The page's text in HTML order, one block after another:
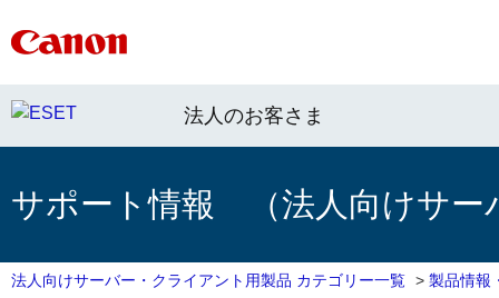
法人のお客さま
サポート情報 （法人向けサー
法人向けサーバー・クライアント用製品 カテゴリー一覧 > 製品情報